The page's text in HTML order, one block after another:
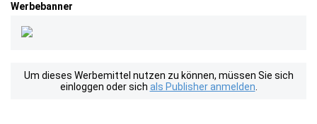
Werbebanner
Um dieses Werbemittel nutzen zu können, müssen Sie sich
einloggen oder sich als Publisher anmelden